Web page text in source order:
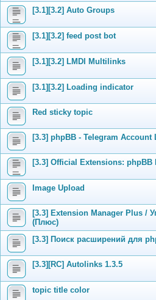
[3.1][3.2] Auto Groups
[3.1][3.2] feed post bot
[3.1][3.2] LMDI Multilinks
[3.1][3.2] Loading indicator
Red sticky topic
[3.3] phpBB - Telegram Account
[3.3] Official Extensions:
Image Upload
[3.3] Extension Manager Plus /
(Плюс)
[3.3] Поиск расширений для
[3.3][RC] Autolinks 1.3.5
topic title color